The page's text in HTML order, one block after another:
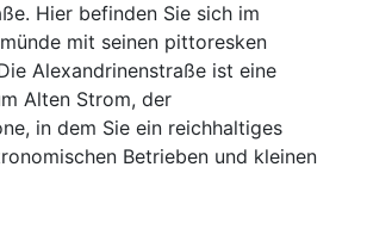
Hier befinden Sie sich im
mit seinen pittoresken
Alexandrinenstraße ist eine
Alten Strom, der
in dem Sie ein reichhaltiges
Betrieben und kleinen